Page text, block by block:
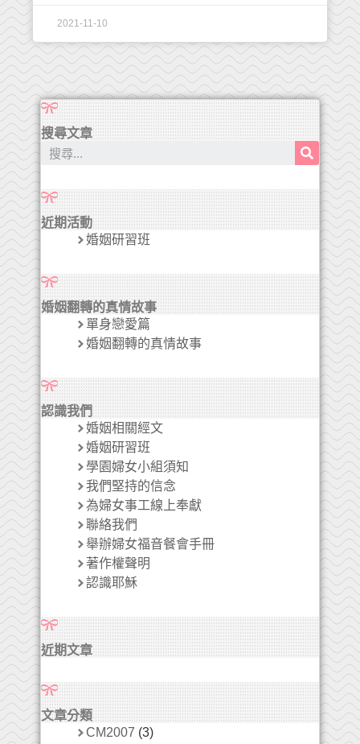
2021-11-10
搜尋文章
近期活動
婚姻研習班
婚姻翻轉的真情故事
單身戀愛篇
婚姻翻轉的真情故事
認識我們
婚姻相關經文
婚姻研習班
學園婦女小組須知
我們堅持的信念
為婦女事工線上奉獻
聯絡我們
舉辦婦女福音餐會手冊
著作權聲明
認識耶穌
近期文章
文章分類
CM2007 (3)